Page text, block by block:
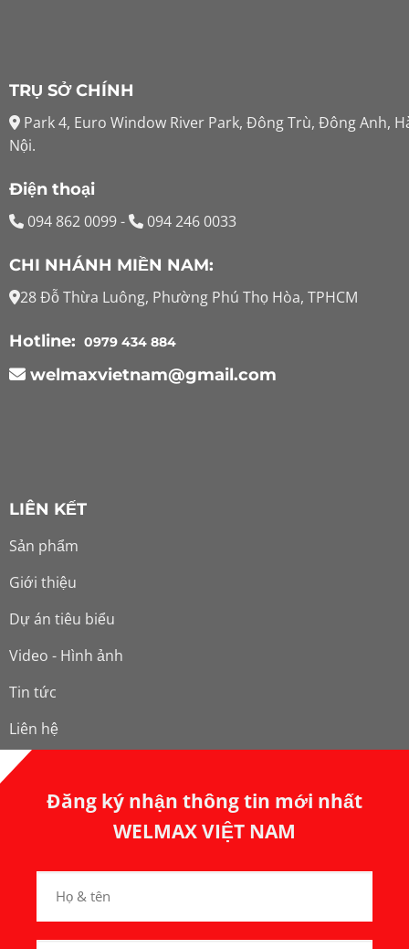
TRỤ SỞ CHÍNH
Park 4, Euro Window River Park, Đông Trù, Đông Anh,
Nội.
Điện thoại
094 862 0099- 094 246 0033
CHI NHÁNH MIỀN NAM:
28 Đỗ Thừa Luông, Phường Phú Thọ Hòa, TPHCM
Hotline: 0979 434 884
welmaxvietnam@gmail.com
LIÊN KẾT
Sản phẩm
Giới thiệu
Dự án tiêu biểu
Video - Hình ảnh
Tin tức
Liên hệ
Đăng ký nhận thông tin mới nhất
WELMAX VIỆT NAM